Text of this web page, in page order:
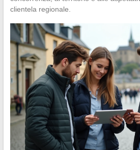
clientela regionale.